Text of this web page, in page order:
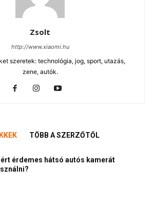
Zsolt
http://www.xiaomi.hu
szeretek: technológia, jog, sport, utazás,
zene, autók.
TÖBB A SZERZŐTŐL
érdemes hátsó autós kamerát